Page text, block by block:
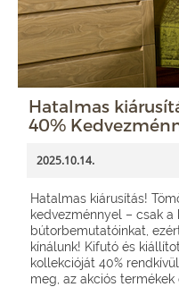
Hatalmas
40%
2025.10.14.
Hatalmas kiárusítás!
kedvezménnyel – csak
bútorbemutatóinkat,
kínálunk! Kifutó és
kollekcióját 40%
meg, az akciós